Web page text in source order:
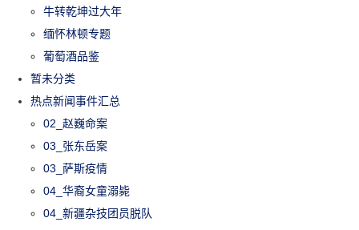
牛转乾坤过大年
缅怀林顿专题
葡萄酒品鉴
暂未分类
热点新闻事件汇总
02_赵巍命案
03_张东岳案
03_萨斯疫情
04_华裔女童溺毙
04_新疆杂技团员脱队